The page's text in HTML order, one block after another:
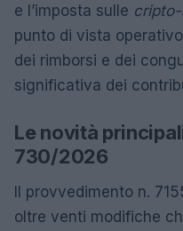
e l’imposta sulle
punto di vista
dei rimborsi e dei
significativa dei
Le novità
730/2026
Il provvedimento n.
oltre venti modifiche